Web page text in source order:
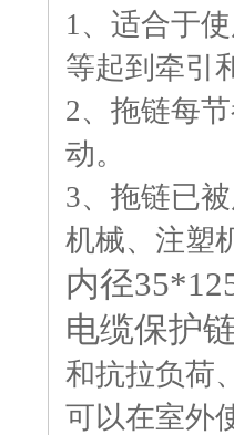
1、适合于
等起到牵引
2、拖链每
动。
3、拖链已
机械、注塑
内径
电缆保护
和抗拉负荷
可以在室外